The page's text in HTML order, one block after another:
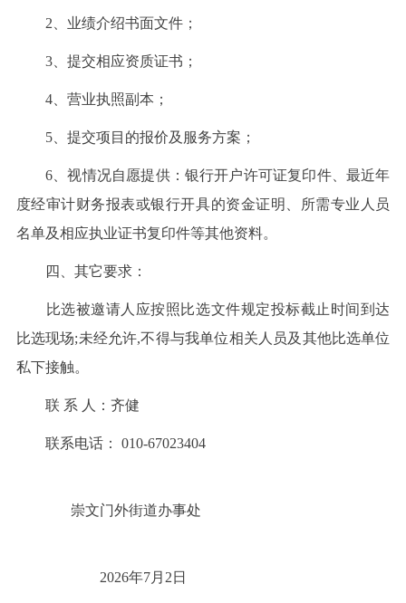
2、业绩介绍书面文件；
3、提交相应资质证书；
4、营业执照副本；
5、提交项目的报价及服务方案；
6、视情况自愿提供：银行开户许可证复印件、最近年
度经审计财务报表或银行开具的资金证明、所需专业人员
名单及相应执业证书复印件等其他资料。
四、其它要求：
比选被邀请人应按照比选文件规定投标截止时间到达
比选现场;未经允许,不得与我单位相关人员及其他比选单位
私下接触。
联 系 人：齐健
联系电话： 010-67023404
崇文门外街道办事处
2026年7月2日